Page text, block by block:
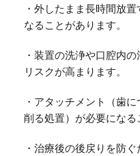
・外したまま長時間放
なることがあります。
・装置の洗浄や口腔内
リスクが高まります。
・アタッチメント（歯
削る処置）が必要になる
・治療後の後戻りを防